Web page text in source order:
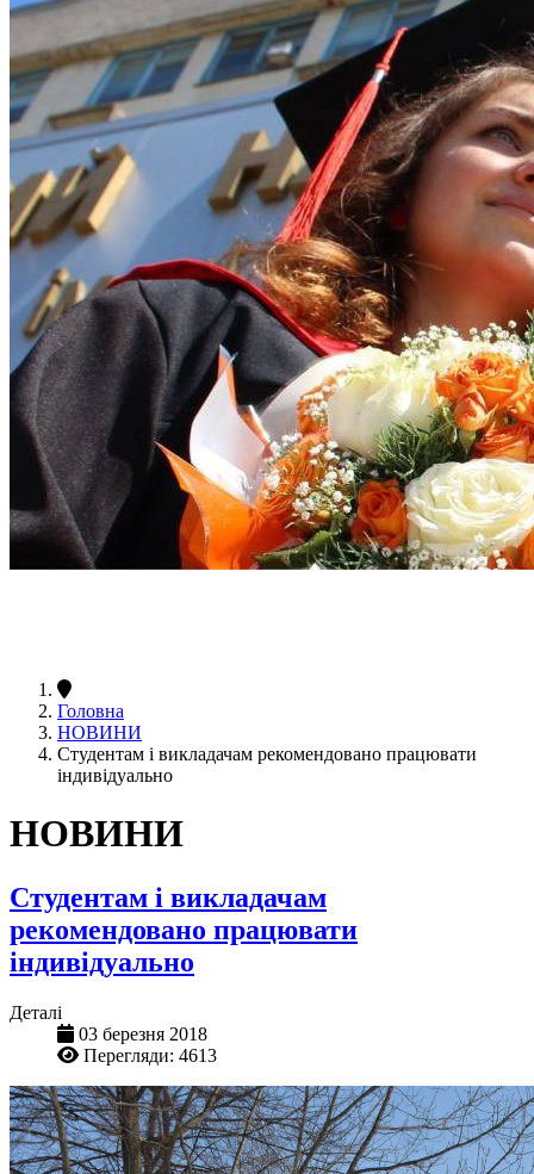
Головна
НОВИНИ
Студентам і викладачам рекомендовано працювати
індивідуально
НОВИНИ
Студентам і викладачам
рекомендовано працювати
індивідуально
Деталі
03 березня 2018
Перегляди: 4613